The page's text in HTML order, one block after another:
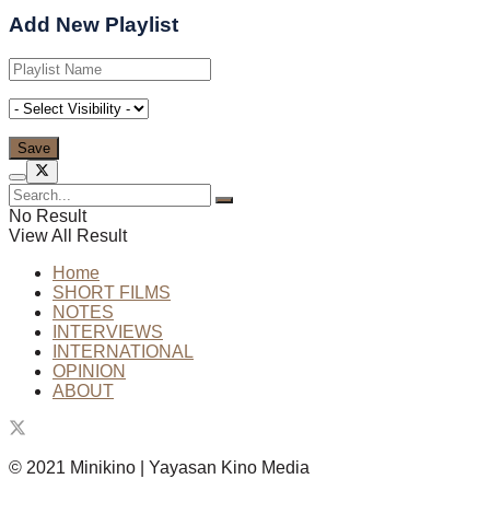
Add New Playlist
No Result
View All Result
Home
SHORT FILMS
NOTES
INTERVIEWS
INTERNATIONAL
OPINION
ABOUT
© 2021 Minikino | Yayasan Kino Media